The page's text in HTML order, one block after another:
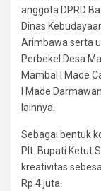
anggota DPRD
Dinas
Arimbawa serta
Perbekel Desa
Mambal I Made
I Made
lainnya.
Sebagai bentuk
Plt. Bupati Ketut
kreativitas
Rp 4 juta.